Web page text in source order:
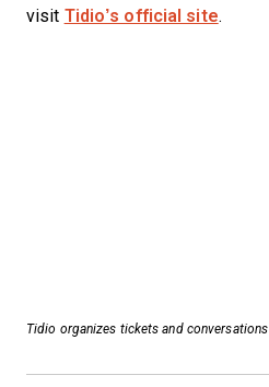
Tidio organizes tickets and
visit Tidio’s official site.